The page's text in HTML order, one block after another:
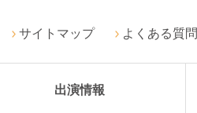
サイトマップ よくある質問
出演情報